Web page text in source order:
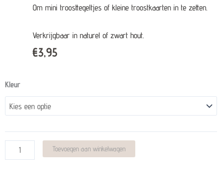
Om mini troosttegeltjes of kleine troostkaarten in te zetten.
Verkrijgbaar in naturel of zwart hout.
€3,95
Kleur
Houten
standaardje
quantity
Toevoegen aan winkelwagen